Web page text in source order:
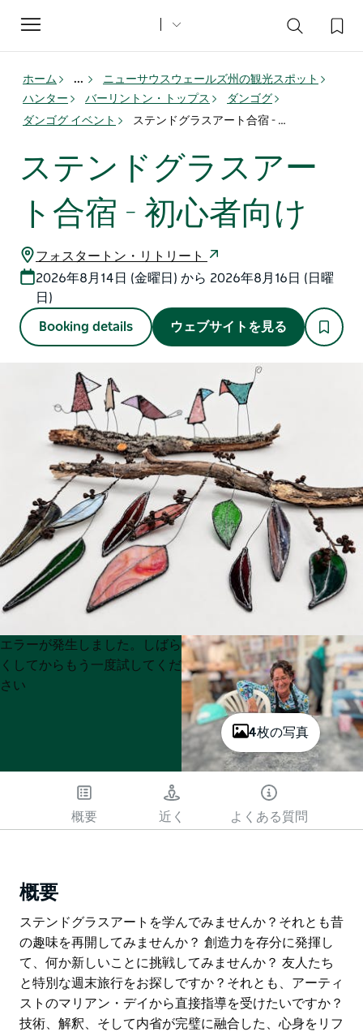
Toggle
navigation
ホーム ...
ニューサウスウェールズ州の観光スポット
ハンター
バーリントン・トップス
ダンゴグ
ダンゴグ イベント
ステンドグラスアート合宿 - 初心者向け
ステンドグラスアー
ト合宿 - 初心者向け
フォスタートン・リトリート
2026年8月14日 (金曜日) から 2026年8月16日 (日曜
日)
Booking details ウェブサイトを見る
4枚の写真
Product
List
Product
List
エラーが発生しました。しばら
くしてからもう一度試してくだ
さい
概要 近く よくある質問
概要
ステンドグラスアートを学んでみませんか？それとも昔
の趣味を再開してみませんか？ 創造力を存分に発揮し
て、何か新しいことに挑戦してみませんか？ 友人たち
と特別な週末旅行をお探しですか？それとも、アーティ
ストのマリアン・デイから直接指導を受けたいですか？
技術、解釈、そして内省が完璧に融合した、心身をリフ